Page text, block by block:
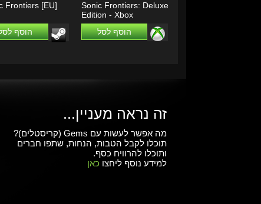
Frontiers [EU]
הוסף
Sonic Frontiers: Deluxe
Edition - Xbox
One/Series X|S
הוסף לסל
זה נראה מעניין...
מה אפשר לעשות עם Gems (קריסטלים)?
תוכלו לקבל הטבות, הנחות, שתפו חברים
ותוכלו להרוויח כסף.
למידע נוסף ליחצו כאן